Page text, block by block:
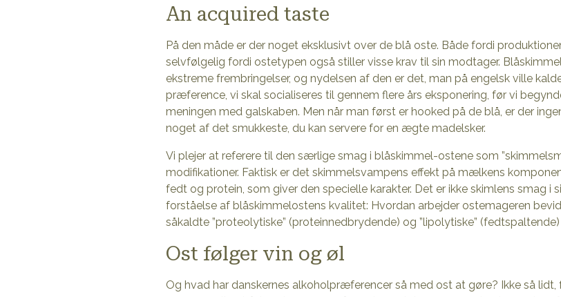
An acquired taste
På den måde er der noget eksklusivt over de blå oste. Både fordi
selvfølgelig fordi ostetypen også stiller visse krav til sin modtager.
ekstreme frembringelser, og nydelsen af den er det, man på engelsk ville
præference, vi skal socialiseres til gennem flere års eksponering, før vi
meningen med galskaben. Men når man først er hooked på de blå, er der
noget af det smukkeste, du kan servere for en ægte madelsker.
Vi plejer at referere til den særlige smag i blåskimmel-ostene som
modifikationer. Faktisk er det skimmelsvampens effekt på mælkens
fedt og protein, som giver den specielle karakter. Det er ikke skimlens smag i
forståelse af blåskimmelostens kvalitet: Hvordan arbejder ostemageren
såkaldte ”proteolytiske” (proteinnedbrydende) og ”lipolytiske”
Ost følger vin og øl
Og hvad har danskernes alkoholpræferencer så med ost at gøre? Ikke så